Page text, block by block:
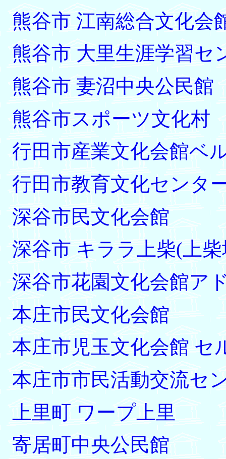
熊谷市 江南総合文化会
熊谷市 大里生涯学習セ
熊谷市 妻沼中央公民館
熊谷市スポーツ文化
行田市産業文化会館ベ
行田市教育文化センタ
深谷市民文化会館
深谷市 キララ上柴(上
深谷市花園文化会館ア
本庄市民文化会館
本庄市児玉文化会館 セ
本庄市市民活動交流セ
上里町 ワープ上里
寄居町中央公民館